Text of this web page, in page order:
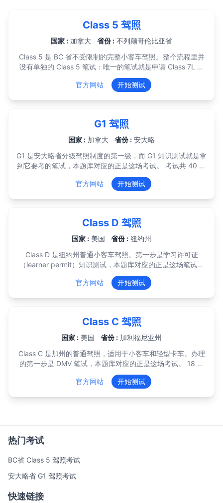
Class 5 驾照
国家 : 加拿大 省份 : 不列颠哥伦比亚省
Class 5 是 BC 省不受限制的完整小客车驾照。整个流程里并
没有单独的 Class 5 笔试：唯一的笔试就是申请 Class 7L 学
习驾照时考的那一场，本题库对应的正是这场考试。 ICBC 知
识测试共 50 道选择题，答对 40 道（80%）及格，每次 15
《Learn to Drive Smart》，范围包括交通标志、路权、限速
与跟车距离、停车规定、酒驾处罚，以及分级驾照计划
段关于监督人、载客人数和夜间驾驶的限制经常出题，而这恰
恰是大多数人会跳过的内容。 拿到 L 后需持有 12 个月，通过
Class 7 路考升为 N，再在 N 阶段满 24 个月（修完认可的
GLP 课程为 18 个月），才能拿到完整的 Class 5。
官方网站 开始测试
G1 驾照
国家 : 加拿大 省份 : 安大略
G1 是安大略省分级驾照制度的第一级，而 G1 知识测试就是拿
到它要考的笔试，本题库对应的正是这场考试。 考试共 40 道
选择题，分成两个独立计分的部分：20 道交通标志、20 道道
路规则。两部分必须各自达到 80%，也就是各 20 题里都要对
言，含中文。成绩有效期一年，一年内补考只需重考没通过的
元。在 DriveTest 中心无需预约即可办理，需携带两份身份证
件原件。 拿到 G1 后需持有 12 个月才能参加第一次路考；修
完交通部认可的驾驶课程可缩短到 8 个月。
官方网站 开始测试
Class D 驾照
国家 : 美国 省份 : 纽约州
Class D 是纽约州普通小客车驾照。第一步是学习许可证
（learner permit）知识测试，本题库对应的正是这场笔试。
考试共 20 道选择题，答对 14 道（70%）及格。其中 4 道是
交通标志题，这 4 道里至少要对 2 道——规则部分满分也补
官方网站 开始测试
Class C 驾照
国家 : 美国 省份 : 加利福尼亚州
Class C 是加州的普通驾照，适用于小客车和轻型卡车。办理
的第一步是 DMV 笔试，本题库对应的正是这场考试。 18 岁
以下的申请人考 46 题，需答对 38 题；18 岁及以上考 36
题，需答对 30 题。DMV 公布的及格线是 80%，而上述题量
以上语言。 一笔 46 美元的申请费涵盖学习驾照、最多三次笔
七天；三次都没过则需重新提交申请并再次付费。另外要注
段。 考试重点集中在路权、限速与基本速度法则、标志信号与
路面标线、酒精与毒品限值（成人 0.08%、21 岁以下
申请人之后还要持有学习驾照至少六个月、完成六小时专业教
官方网站 开始测试
热门考试
BC省 Class 5 驾照考试
安大略省 G1 驾照考试
快速链接